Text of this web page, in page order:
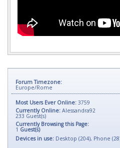
Forum Timezone:
Europe/Rome
Most Users Ever Online: 3759
Currently Online: Alessandra92
233 Guest(s)
Currently Browsing this Page:
1 Guest(s)
Devices in use: Desktop (204), Phone